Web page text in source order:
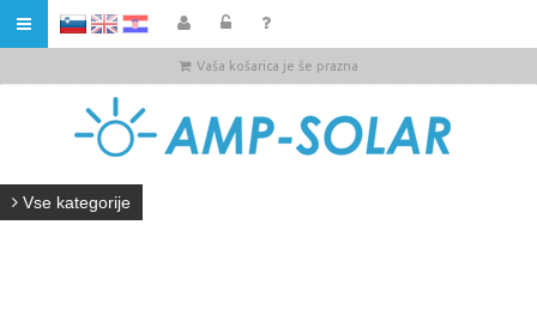
HR
Vaša košarica je še prazna
Vse kategorije